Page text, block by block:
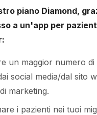
piano Diamond,
a un'app per
un maggior numero di
social media/dal sito
marketing.
i pazienti nei tuoi